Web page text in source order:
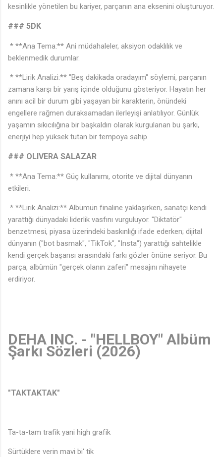
kesinlikle yönetilen bu kariyer, parçanın ana eksenini oluşturuyor.
### 5DK
* **Ana Tema:** Ani müdahaleler, aksiyon odaklılık ve
beklenmedik durumlar.
* **Lirik Analizi:** "Beş dakikada oradayım" söylemi, parçanın
zamana karşı bir yarış içinde olduğunu gösteriyor. Hayatın her
anını acil bir durum gibi yaşayan bir karakterin, önündeki
engellere rağmen duraksamadan ilerleyişi anlatılıyor. Günlük
yaşamın sıkıcılığına bir başkaldırı olarak kurgulanan bu şarkı,
enerjiyi hep yüksek tutan bir tempoya sahip.
### OLIVERA SALAZAR
* **Ana Tema:** Güç kullanımı, otorite ve dijital dünyanın
etkileri.
* **Lirik Analizi:** Albümün finaline yaklaşırken, sanatçı kendi
yarattığı dünyadaki liderlik vasfını vurguluyor. "Diktatör"
benzetmesi, piyasa üzerindeki baskınlığı ifade ederken; dijital
dünyanın ("bot basmak", "TikTok", "Insta") yarattığı sahtelikle
kendi gerçek başarısı arasındaki farkı gözler önüne seriyor. Bu
parça, albümün "gerçek olanın zaferi" mesajını nihayete
erdiriyor.
DEHA INC. - "HELLBOY" Albüm
Şarkı Sözleri (2026)
"TAKTAKTAK"
Ta-ta-tam trafik yani high grafik
Sürtüklere verin mavi bi' tik